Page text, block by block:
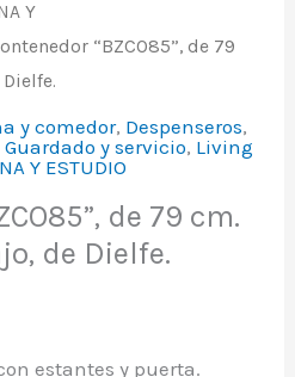
Y
“BZCO85”, de 79
y comedor, Despenseros,
Guardado y servicio, Living
Y ESTUDIO
de 79 cm.
de Dielfe.
estantes y puerta.